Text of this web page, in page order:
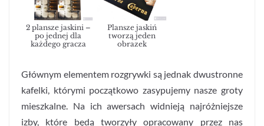
2 plansze jaskini –
po jednej dla
każdego gracza
Plansze jaskiń
tworzą jeden
obrazek
Głównym elementem rozgrywki są jednak dwustronne
kafelki, którymi początkowo zasypujemy nasze groty
mieszkalne. Na ich awersach widnieją najróżniejsze
izby, które będą tworzyły opracowany przez nas